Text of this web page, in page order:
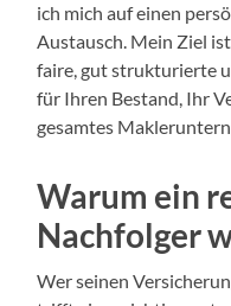
ich mich auf einen
Austausch. Mein Ziel
faire, gut strukturierte
für Ihren Bestand, Ihr
gesamtes
Warum ein
Nachfolger
Wer seinen